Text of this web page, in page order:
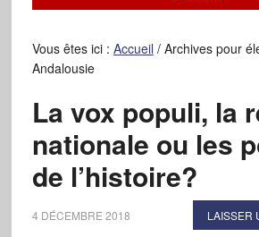
Vous êtes ici : Accueil /Archives pour
Andalousie
La vox populi, la
nationale ou les
de l’histoire?
4 DÉCEMBRE 2018 LAISSER